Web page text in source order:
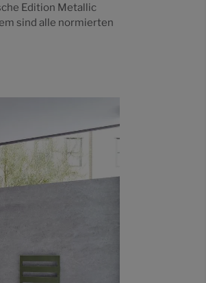
Edition Metallic
sind alle normierten